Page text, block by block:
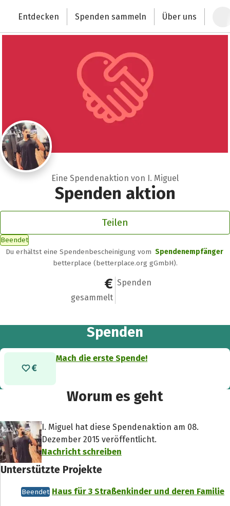
Deutschlands größte Spendenplattform
Entdecken Spenden sammeln Über uns
Eine Spendenaktion von I. Miguel
Spenden aktion
Teilen
Beendet
Du erhältst eine Spendenbescheinigung vom Spendenempfänger
betterplace (betterplace.org gGmbH).
Schließen
0 €
gesammelt
0
Spenden
Spenden
Mach die erste Spende!
Worum es geht
I. Miguel hat diese Spendenaktion am 08.
Dezember 2015 veröffentlicht.
Nachricht schreiben
Unterstützte Projekte
Beendet Haus für 3 Straßenkinder und deren Familie